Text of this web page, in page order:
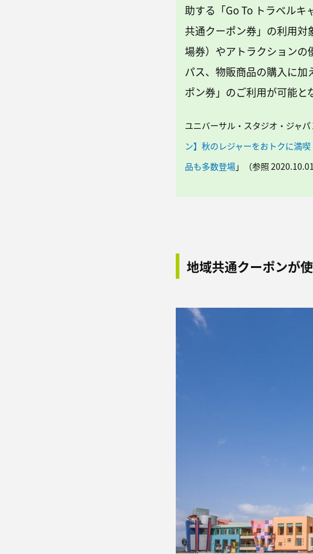
助する「Go To トラベルキ
共通クーポン券」の利用対
場券）やアトラクションの
パス、物販商品の購入に
ポン券」のご利用が可能と
ユニバーサル・スタジオ・ジャ
ン】秋のレジャーをおトクに満
品も多数登場 」（参照 2020.10.01
地域共通クーポンが